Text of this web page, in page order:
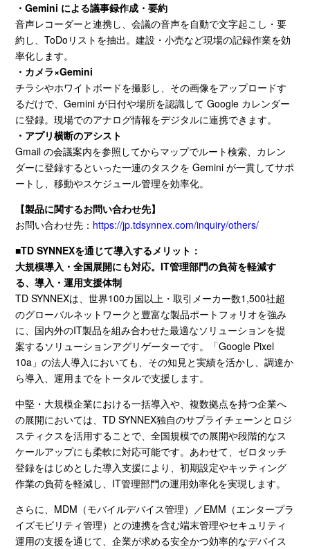
・Gemini による議事録作成・要約
音声レコーダーと連携し、会議の音声を自動で文字起こし・要
約し、ToDo リストを抽出。建設・小売など現場の記録作業を効
率化します。
・カメラ×Gemini
チラシやホワイトボードを撮影し、その画像をアップロードす
るだけで、Geminiが日付や場所を認識してGoogle カレンダー
に登録。現場でのアナログ情報をデジタルに連携できます。
・アプリ横断のアシスト
Gmail の会議案内を参照してからマップでルート検索、カレン
ダーに登録するといった一連のタスクを Gemini が一貫してサポ
ートし、移動やスケジュール管理を効率化。
【製品に関するお問い合わせ先】
お問い合わせ先： https://jp.tdsynnex.com/inquiry/others/
■TD SYNNEXを通じて導入するメリット：
大規模導入・全国展開にも対応。IT管理部門の負荷を軽減す
る、導入・運用支援体制
TD SYNNEXは、世界100カ国以上・取引メーカー数1,500社超
のグローバルネットワークと豊富な製品ポートフォリオを強み
に、国内外のIT製品を組み合わせた最適なソリューションを提
案するソリューションアグリゲーターです。「Google Pixel
10a 」の法人導入においても、その知見と実績を活かし、調達か
ら導入、運用までをトータルで支援します。
中堅・大規模企業における一括導入や、複数拠点を持つ企業へ
の展開においては、TD SYNNEX独自のサプライチェーンとロジ
スティクスを活用することで、全国規模での展開や段階的なス
ケールアップにも柔軟に対応可能です。あわせて、ゼロタッチ
登録をはじめとした導入支援により、初期設定やキッティング
作業の負荷を軽減し、 IT管理部門の運用効率化を実現します。
さらに、 MDM （モバイルデバイス管理）／EMM （エンタープラ
イズモビリティ管理）との連携を含む端末管理やセキュリティ
運用の支援を通じて、企業が求める安全かつ効率的なデバイス